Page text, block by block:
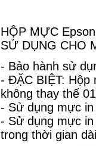
HỘP MỰC
SỬ DỤNG CHO
- Bảo hành sử
- ĐẶC BIỆT: Hộp
không thay thế
- Sử dụng mực
- Sử dụng mực
trong thời gian